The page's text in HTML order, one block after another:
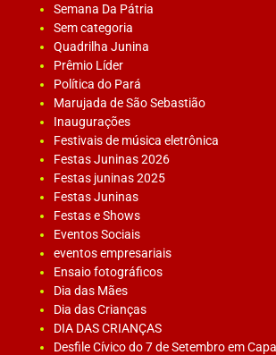
Semana Da Pátria
Sem categoria
Quadrilha Junina
Prêmio Líder
Política do Pará
Marujada de São Sebastião
Inaugurações
Festivais de música eletrônica
Festas Juninas 2026
Festas juninas 2025
Festas Juninas
Festas e Shows
Eventos Sociais
eventos empresariais
Ensaio fotográficos
Dia das Mães
Dia das Crianças
DIA DAS CRIANÇAS
Desfile Cívico do 7 de Setembro em